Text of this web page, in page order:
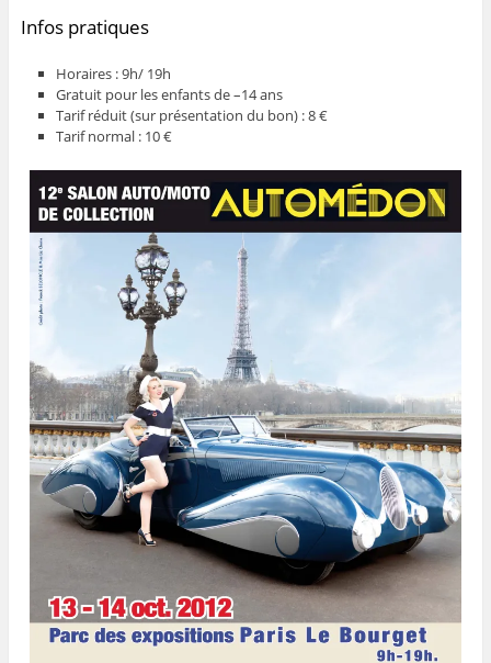
Infos pratiques
Horaires : 9h/ 19h
Gratuit pour les enfants de –14 ans
Tarif réduit (sur présentation du bon) : 8 €
Tarif normal : 10 €